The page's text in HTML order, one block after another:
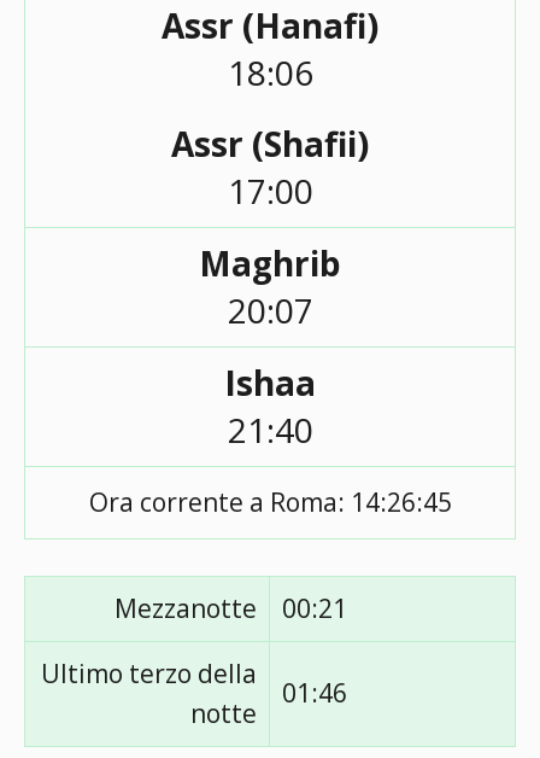
Assr (Hanafi)
18:06
Assr (Shafii)
17:00
Maghrib
20:07
Ishaa
21:40
Ora corrente a Roma: 14:26:45
Mezzanotte
00:21
Ultimo terzo della
notte
01:46